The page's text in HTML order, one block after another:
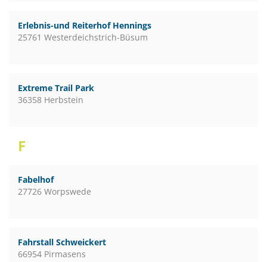
Erlebnis-und Reiterhof Hennings
25761 Westerdeichstrich-Büsum
Extreme Trail Park
36358 Herbstein
F
Fabelhof
27726 Worpswede
Fahrstall Schweickert
66954 Pirmasens